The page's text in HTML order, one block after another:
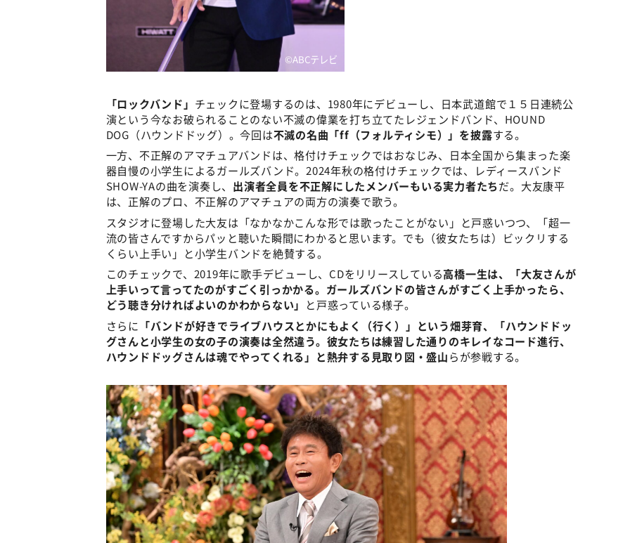
©ABCテレビ
「ロックバンド」 チェックに登場するのは、1980年にデビューし、日本武道館で１５日連続公
演という今なお破られることのない不滅の偉業を打ち立てたレジェンドバンド、HOUND
DOG（ハウンドドッグ）。今回は不滅の名曲「ff（フォルティシモ）」を披露する。
一方、不正解のアマチュアバンドは、格付けチェックではおなじみ、日本全国から集まった楽
器自慢の小学生によるガールズバンド。2024年秋の格付けチェックでは、レディースバンド
SHOW-YAの曲を演奏し、 出演者全員を不正解にしたメンバーもいる実力者たちだ。大友康平
は、正解のプロ、不正解のアマチュアの両方の演奏で歌う。
スタジオに登場した大友は「なかなかこんな形では歌ったことがない」と戸惑いつつ、「超一
流の皆さんですからパッと聴いた瞬間にわかると思います。でも（彼女たちは）ビックリする
くらい上手い」と小学生バンドを絶賛する。
このチェックで、2019年に歌手デビューし、CDをリリースしている高橋一生は、「大友さんが
上手いって言ってたのがすごく引っかかる。ガールズバンドの皆さんがすごく上手かったら、
どう聴き分ければよいのかわからない」 と戸惑っている様子。
さらに 「バンドが好きでライブハウスとかにもよく（行く）」という畑芽育、「ハウンドドッ
グさんと小学生の女の子の演奏は全然違う。彼女たちは練習した通りのキレイなコード進行、
ハウンドドッグさんは魂でやってくれる」と熱弁する見取り図・盛山らが参戦する。